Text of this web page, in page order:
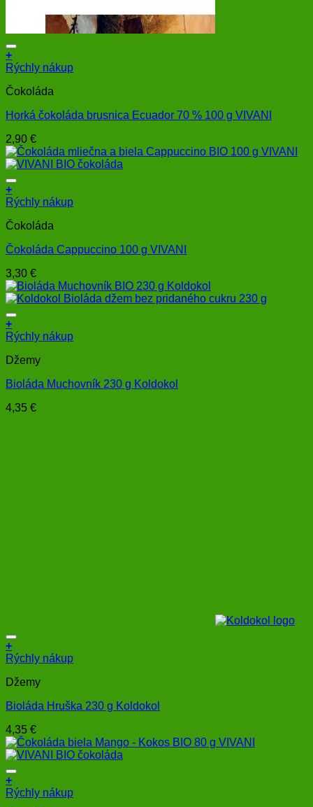
+
Rýchly nákup
Čokoláda
Horká čokoláda brusnica Ecuador 70 % 100 g VIVANI
2,90 €
+
Rýchly nákup
Čokoláda
Čokoláda Cappuccino 100 g VIVANI
3,30 €
+
Rýchly nákup
Džemy
Bioláda Muchovník 230 g Koldokol
4,35 €
+
Rýchly nákup
Džemy
Bioláda Hruška 230 g Koldokol
4,35 €
+
Rýchly nákup